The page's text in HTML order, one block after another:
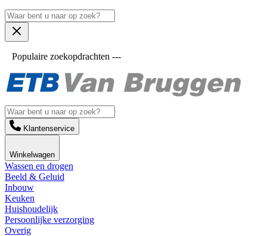
Populaire zoekopdrachten ---
Klantenservice
Winkelwagen
Wassen en drogen
Beeld & Geluid
Inbouw
Keuken
Huishoudelijk
Persoonlijke verzorging
Overig